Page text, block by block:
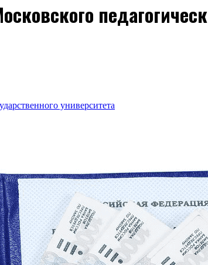
университета